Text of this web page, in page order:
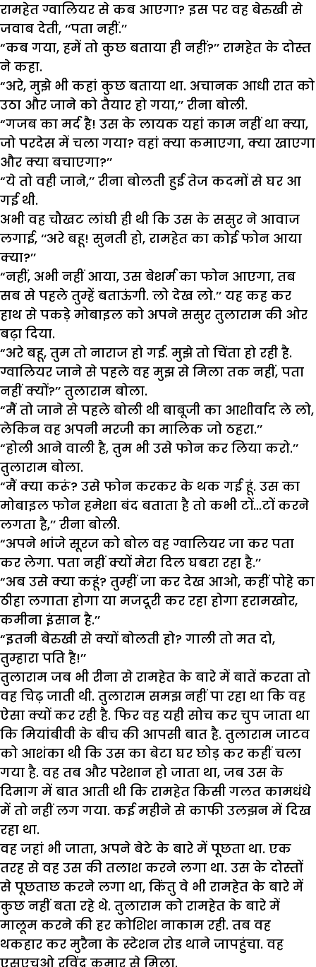
रामहेत ग्वालियर से कब आएगा? इस पर वह बेरुखी से
जवाब देती, ‘‘पता नहीं.’’
“कब गया, हमें तो कुछ बताया ही नहीं?’’ रामहेत के दोस्त
ने कहा.
“अरे, मुझे भी कहां कुछ बताया था. अचानक आधी रात को
उठा और जाने को तैयार हो गया,’’ रीना बोली.
“गजब का मर्द है! उस के लायक यहां काम नहीं था क्या,
जो परदेस में चला गया? वहां क्या कमाएगा, क्या खाएगा
और क्या बचाएगा?’’
“ये तो वही जाने,’’ रीना बोलती हुई तेज कदमों से घर आ
गई थी.
अभी वह चौखट लांघी ही थी कि उस के ससुर ने आवाज
लगाई, ‘‘अरे बहू! सुनती हो, रामहेत का कोई फोन आया
क्या?’’
“नहीं, अभी नहीं आया, उस बेशर्म का फोन आएगा, तब
सब से पहले तुम्हें बताऊंगी. लो देख लो.’’ यह कह कर
हाथ से पकड़े मोबाइल को अपने ससुर तुलाराम की ओर
बढ़ा दिया.
“अरे बहू, तुम तो नाराज हो गई. मुझे तो चिंता हो रही है.
ग्वालियर जाने से पहले वह मुझ से मिला तक नहीं, पता
नहीं क्यों?’’ तुलाराम बोला.
“मैं तो जाने से पहले बोली थी बाबूजी का आशीर्वाद ले लो,
लेकिन वह अपनी मरजी का मालिक जो ठहरा.’’
“होली आने वाली है, तुम भी उसे फोन कर लिया करो.’’
तुलाराम बोला.
“मैं क्या करूं? उसे फोन करकर के थक गई हूं. उस का
मोबाइल फोन हमेशा बंद बताता है तो कभी टों…टों करने
लगता है,’’ रीना बोली.
“अपने भांजे सूरज को बोल वह ग्वालियर जा कर पता
कर लेगा. पता नहीं क्यों मेरा दिल घबरा रहा है.’’
“अब उसे क्या कहूं? तुम्हीं जा कर देख आओ, कहीं पोहे का
ठीहा लगाता होगा या मजदूरी कर रहा होगा हरामखोर,
कमीना इंसान है.’’
“इतनी बेरुखी से क्यों बोलती हो? गाली तो मत दो,
तुम्हारा पति है!’’
तुलाराम जब भी रीना से रामहेत के बारे में बातें करता तो
वह चिढ़ जाती थी. तुलाराम समझ नहीं पा रहा था कि वह
ऐसा क्यों कर रही है. फिर वह यही सोच कर चुप जाता था
कि मियांबीवी के बीच की आपसी बात है. तुलाराम जाटव
को आशंका थी कि उस का बेटा घर छोड़ कर कहीं चला
गया है. वह तब और परेशान हो जाता था, जब उस के
दिमाग में बात आती थी कि रामहेत किसी गलत कामधंधे
में तो नहीं लग गया. कई महीने से काफी उलझन में दिख
रहा था.
वह जहां भी जाता, अपने बेटे के बारे में पूछता था. एक
तरह से वह उस की तलाश करने लगा था. उस के दोस्तों
से पूछताछ करने लगा था, किंतु वे भी रामहेत के बारे में
कुछ नहीं बता रहे थे. तुलाराम को रामहेत के बारे में
मालूम करने की हर कोशिश नाकाम रही. तब वह
थकहार कर मुरैना के स्टेशन रोड थाने जापहुंचा. वह
एसएचओ रविंद्र कुमार से मिला.